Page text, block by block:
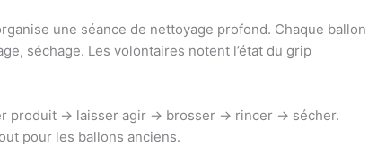
une séance de nettoyage profond. Chaque ballon
séchage. Les volontaires notent l’état du grip
produit → laisser agir → brosser → rincer → sécher.
pour les ballons anciens.